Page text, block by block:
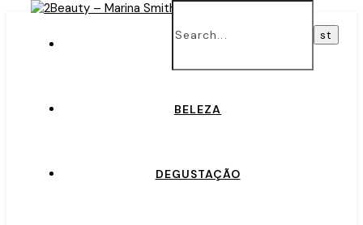
BELEZA
DEGUSTAÇÃO